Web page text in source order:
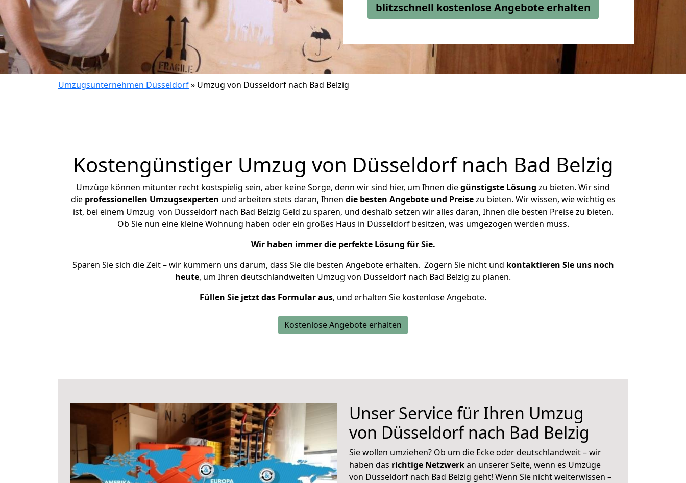
blitzschnell kostenlose Angebote erhalten
Umzugsunternehmen Düsseldorf» Umzug von Düsseldorf nach Bad Belzig
Kostengünstiger Umzug von Düsseldorf nach Bad Belzig
Umzüge können mitunter recht kostspielig sein, aber keine Sorge, denn wir sind hier, um Ihnen diegünstigste Lösung zu bieten. Wir sind
die professionellen Umzugsexperten und arbeiten stets daran, Ihnen die besten Angebote und Preisezu bieten. Wir wissen, wie wichtig es
ist, bei einem Umzug von Düsseldorf nach Bad Belzig Geld zu sparen, und deshalb setzen wir alles daran, Ihnen die besten Preise zu bieten.
Ob Sie nun eine kleine Wohnung haben oder ein großes Haus in Düsseldorf besitzen, was umgezogen werden muss.
Wir haben immer die perfekte Lösung für Sie.
Sparen Sie sich die Zeit – wir kümmern uns darum, dass Sie die besten Angebote erhalten. Zögern Sie nicht und kontaktieren Sie uns noch
heute, um Ihren deutschlandweiten Umzug von Düsseldorf nach Bad Belzig zu planen.
Füllen Sie jetzt das Formular aus, und erhalten Sie kostenlose Angebote.
Kostenlose Angebote erhalten
Unser Service für Ihren Umzug
von Düsseldorf nach Bad Belzig
Sie wollen umziehen? Ob um die Ecke oder deutschlandweit – wir
haben das richtige Netzwerkan unserer Seite, wenn es Umzüge
von Düsseldorf nach Bad Belzig geht! Wenn Sie nicht weiterwissen –